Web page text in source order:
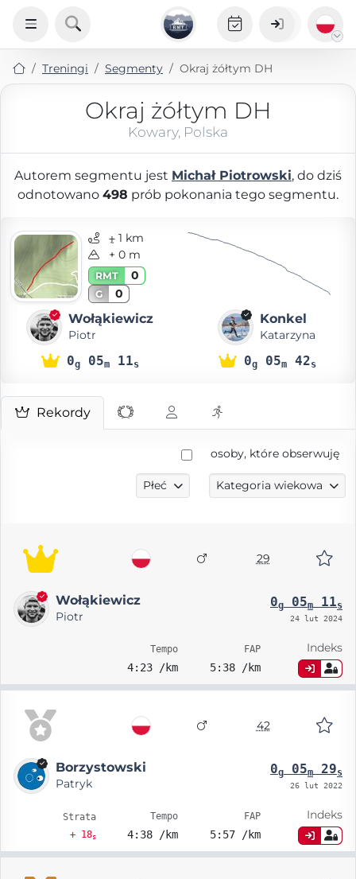
Treningi Segmenty Okraj żółtym DH
Okraj żółtym DH
Kowary, Polska
Autorem segmentu jest Michał Piotrowski, do dziś
odnotowano 498 prób pokonania tego segmentu.
⨦ 1 km
+ 0 m
RMT 0
G 0
Wołąkiewicz
Piotr
0g05m11s
Konkel
Katarzyna
0g05m42s
Rekordy
osoby, które obserwuję
Płeć Kategoria wiekowa
29
Wołąkiewicz
Piotr
0g05m11s
24 lut 2024
Tempo
4:23 /km
FAP
5:38 /km
Indeks
42
Borzystowski
Patryk
0g05m29s
26 lut 2022
Strata
+ 18s
Tempo
4:38 /km
FAP
5:57 /km
Indeks